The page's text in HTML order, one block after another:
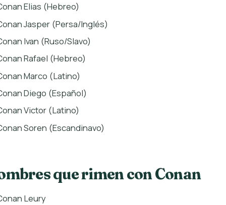
Elias (Hebreo)
Jasper (Persa/Inglés)
Ivan (Ruso/Slavo)
Rafael (Hebreo)
Marco (Latino)
Diego (Español)
Victor (Latino)
Soren (Escandinavo)
que rimen con Conan
Leury